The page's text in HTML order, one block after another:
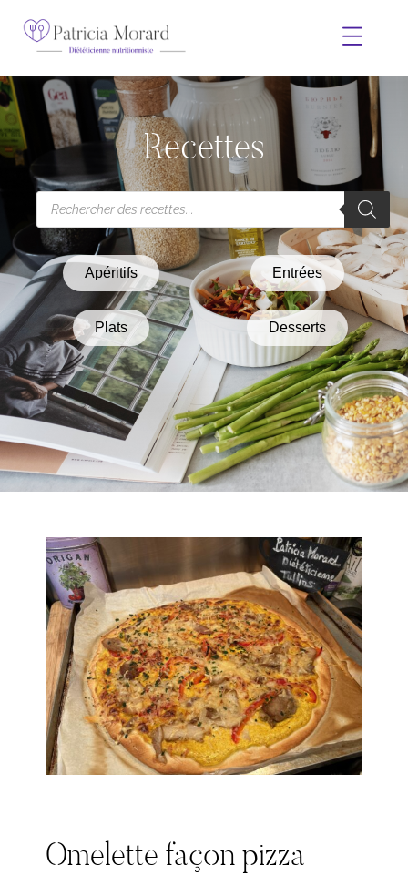
Recettes
Apéritifs Entrées
Plats Desserts
Omelette façon pizza